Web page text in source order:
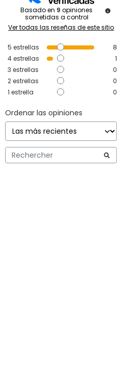
Basado en 9 opiniones
sometidas a control
Ver todas las reseñas de este sitio
5 estrellas
8
4estrellas
1
3 estrellas
0
2estrellas
0
1 estrella 0
Ordenar las opiniones